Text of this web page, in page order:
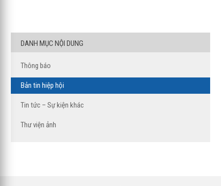
DANH MỤC NỘI DUNG
Thông báo
Bản tin hiệp hội
Tin tức – Sự kiện khác
Thư viện ảnh